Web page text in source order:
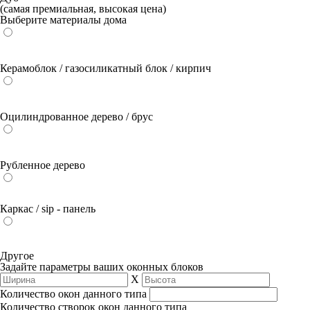
(самая премиальная, высокая цена)
Выберите материалы дома
Керамоблок / газосиликатный блок / кирпич
Оцилиндрованное дерево / брус
Рубленное дерево
Каркас / sip - панель
Другое
Задайте параметры ваших оконных блоков
Х
Количество окон данного типа
Количество створок окон данного типа